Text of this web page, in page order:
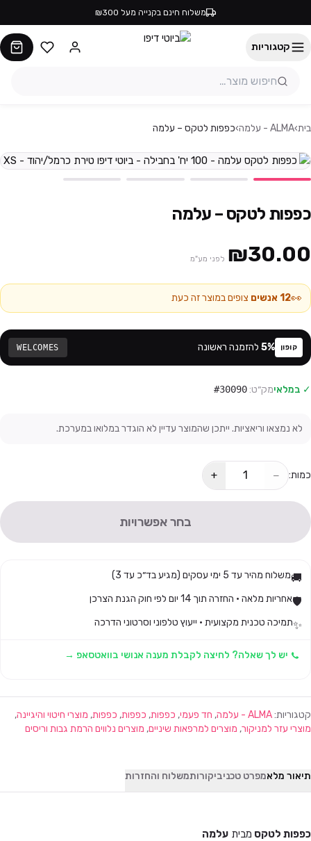
משלוח חינם בקנייה מעל ₪300
קטגוריות
בית›ALMA - עלמה ›כפפות לטקס – עלמה
כפפות לטקס – עלמה
₪30.00 לפני מע"מ
👀
12אנשים צופים במוצר זה כעת
קופון 5% להזמנה ראשונה WELCOMES
✓ במלאימק״ט:#30090
לא נמצאו וריאציות. ייתכן שהמוצר עדיין לא הוגדר במלואו במערכת.
כמות: −
+
בחר אפשרויות
🚚משלוח מהיר עד 5 ימי עסקים (מגיע בד״כ עד 3)
🛡️אחריות מלאה · החזרה תוך 14 יום לפי חוק הגנת הצרכן
✨תמיכה טכנית מקצועית · ייעוץ טלפוני וסרטוני הדרכה
יש לך שאלה? לחיצה לקבלת מענה אנושי בוואטסאפ →
קטגוריות:ALMA - עלמה , חד פעמי, כפפות, כפפות, כפפות, מוצרי חיטוי והיגיינה,
מוצרי עזר למניקור, מוצרים למרפאות שיניים, מוצרים נלווים הרמת גבות וריסים
תיאור מלאמפרט טכניביקורותמשלוח והחזרות
כפפות לטקס מבית עלמה